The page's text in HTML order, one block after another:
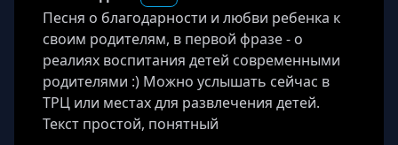
Песня о благодарности и любви ребенка к
своим родителям, в первой фразе - о
реалиях воспитания детей современными
родителями :) Можно услышать сейчас в
ТРЦ или местах для развлечения детей.
Текст простой, понятный